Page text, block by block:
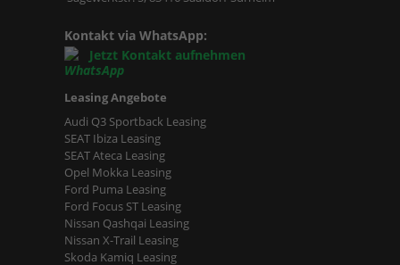
Kontakt via WhatsApp:
Jetzt Kontakt aufnehmen
Leasing Angebote
Audi Q3 Sportback Leasing
SEAT Ibiza Leasing
SEAT Ateca Leasing
Opel Mokka Leasing
Ford Puma Leasing
Ford Focus ST Leasing
Nissan Qashqai Leasing
Nissan X-Trail Leasing
Skoda Kamiq Leasing